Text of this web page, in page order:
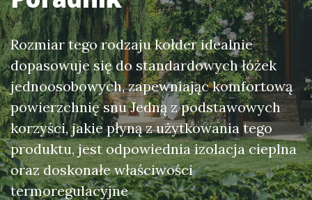
Rozmiar tego rodzaju kołder idealnie
dopasowuje się do standardowych łóżek
jednoosobowych, zapewniając komfortową
powierzchnię snu Jedną z podstawowych
korzyści, jakie płyną z użytkowania tego
produktu, jest odpowiednia izolacja cieplna
oraz doskonałe właściwości
termoregulacyjne